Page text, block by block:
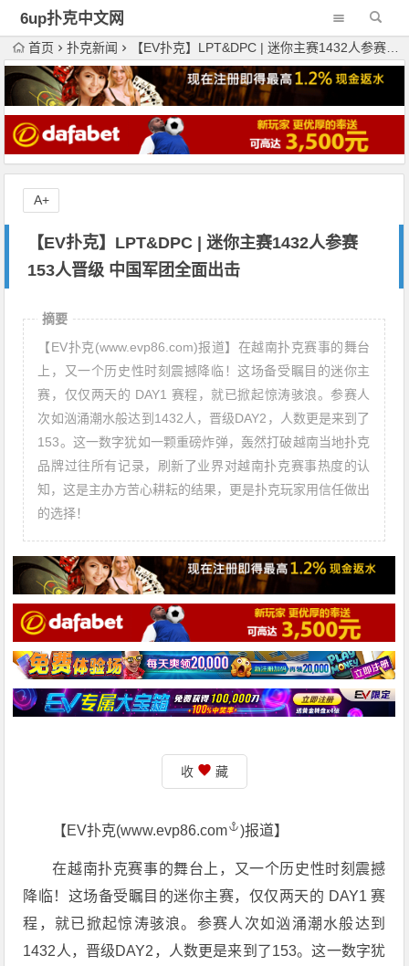
6up扑克中文网
首页 扑克新闻 【EV扑克】LPT&DPC | 迷你主赛1432人参赛153人晋级 中国军团全面出击
【EV扑克】LPT&DPC | 迷你主赛1432人参赛
153人晋级 中国军团全面出击
A+
摘要
【EV扑克(www.evp86.com)报道】在越南扑克赛事的舞台
上，又一个历史性时刻震撼降临！这场备受瞩目的迷你主
赛，仅仅两天的 DAY1 赛程，就已掀起惊涛骇浪。参赛人
次如汹涌潮水般达到1432人，晋级DAY2，人数更是来到了
153。这一数字犹如一颗重磅炸弹，轰然打破越南当地扑克
品牌过往所有记录，刷新了业界对越南扑克赛事热度的认
知，这是主办方苦心耕耘的结果，更是扑克玩家用信任做出
的选择！
收 藏
【EV扑克(www.evp86.com )报道】
在越南扑克赛事的舞台上，又一个历史性时刻震撼
降临！这场备受瞩目的迷你主赛，仅仅两天的 DAY1 赛
程，就已掀起惊涛骇浪。参赛人次如汹涌潮水般达到
1432人，晋级DAY2，人数更是来到了153。这一数字犹